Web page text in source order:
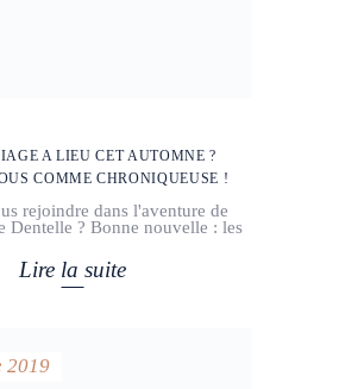
A LIEU CET AUTOMNE ?
COMME CHRONIQUEUSE !
rejoindre dans l'aventure de
Dentelle ? Bonne nouvelle : les
Lire la suite
2019